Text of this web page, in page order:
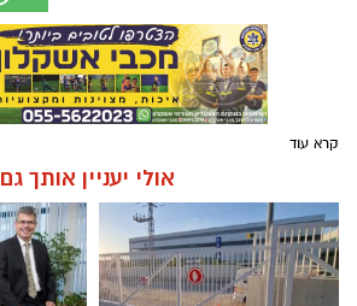
קרא עוד
אולי יעניין אותך גם